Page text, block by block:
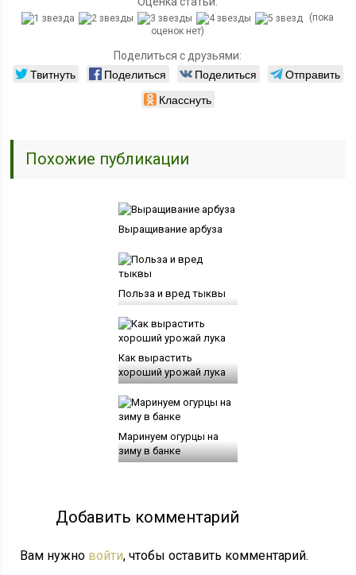
(пока
оценок нет)
Поделиться с друзьями:
Твитнуть Поделиться Поделиться
Отправить
Класснуть
Похожие публикации
Выращивание арбуза
Польза и вред тыквы
Как вырастить
хороший урожай лука
Маринуем огурцы на
зиму в банке
Добавить комментарий
Вам нужно войти, чтобы оставить комментарий.